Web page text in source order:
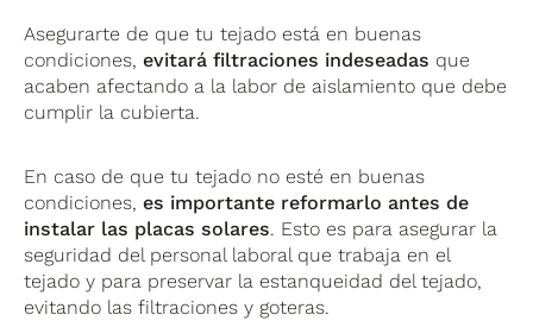
Asegurarte de que tu tejado está en buenas
condiciones,evitará filtraciones indeseadas que
acaben afectando a la labor de aislamiento que debe
cumplir la cubierta.
En caso de que tu tejado no esté en buenas
condiciones,es importante reformarlo antes de
instalar las placas solares. Esto es para asegurar la
seguridad del personal laboral que trabaja en el
tejado y para preservar la estanqueidad del tejado,
evitando las filtraciones y goteras.